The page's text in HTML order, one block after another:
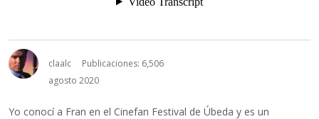
claalc
Publicaciones: 6,506
agosto 2020
Yo conocí a Fran en el Cinefan Festival de Úbeda y es un